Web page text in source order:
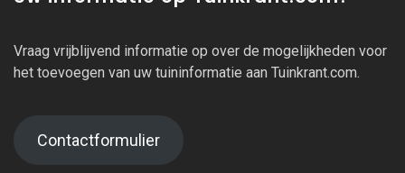
Vraag vrijblijvend informatie op over de mogelijkheden voor
het toevoegen van uw tuininformatie aan Tuinkrant.com.
Contactformulier